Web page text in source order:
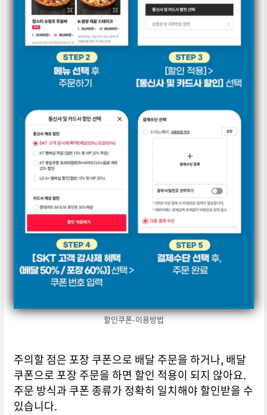
할인쿠폰-이용방법
주의할 점은 포장 쿠폰으로 배달 주문을 하거나, 배달
쿠폰으로 포장 주문을 하면 할인 적용이 되지 않아요.
주문 방식과 쿠폰 종류가 정확히 일치해야 할인받을 수
있습니다.